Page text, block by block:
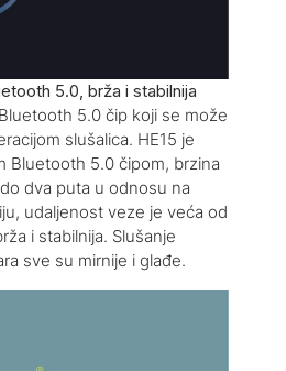
5.0, brža i stabilnija
5.0 čip koji se može
slušalica. HE15 je
Bluetooth 5.0 čipom, brzina
dva puta u odnosu na
udaljenost veze je veća od
i stabilnija. Slušanje
sve su mirnije i glađe.